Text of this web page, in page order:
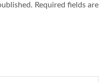
Required fields are